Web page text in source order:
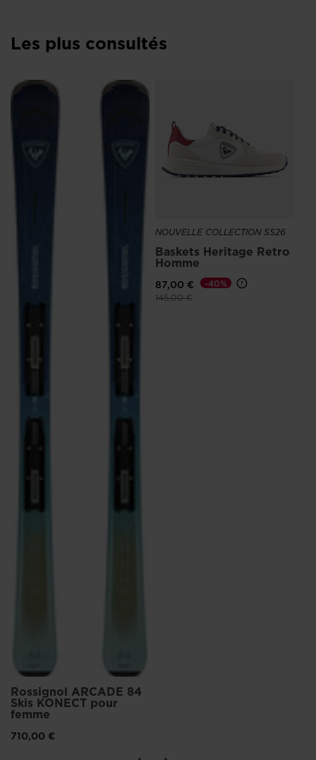
Les plus consultés
Rossignol ARCADE 84
Skis KONECT pour
femme
710,00 €
NOUVELLE COLLECTION SS26
Baskets Heritage Retro
Homme
87,00 €
Prix réduit de
145,00 €à
-40%